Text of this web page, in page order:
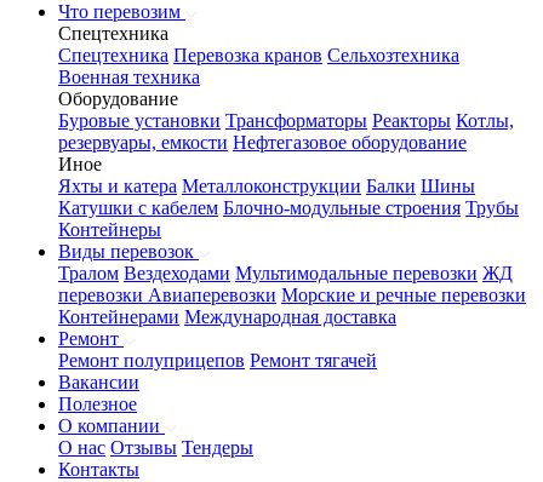
Что перевозим
Спецтехника
Спецтехника Перевозка кранов Сельхозтехника
Военная техника
Оборудование
Буровые установки Трансформаторы Реакторы Котлы,
резервуары, емкости Нефтегазовое оборудование
Иное
Яхты и катера Металлоконструкции Балки Шины
Катушки с кабелем Блочно-модульные строения Трубы
Контейнеры
Виды перевозок
Тралом Вездеходами Мультимодальные перевозки ЖД
перевозки Авиаперевозки Морские и речные перевозки
Контейнерами Международная доставка
Ремонт
Ремонт полуприцепов Ремонт тягачей
Вакансии
Полезное
О компании
О нас Отзывы Тендеры
Контакты